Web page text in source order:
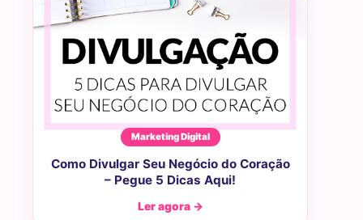
Marketing Digital
Como Divulgar Seu Negócio do Coração
– Pegue 5 Dicas Aqui!
Ler agora →